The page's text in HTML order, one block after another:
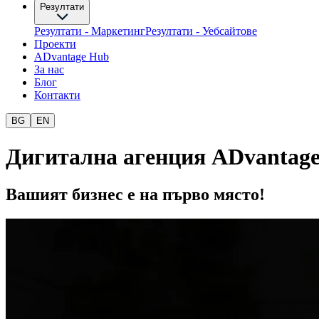
Резултати
Резултати - МаркетингРезултати - Уебсайтове
Проекти
ADvantage Hub
За нас
Блог
Контакти
BG EN
Дигитална агенция
Вашият бизнес е на първо място!